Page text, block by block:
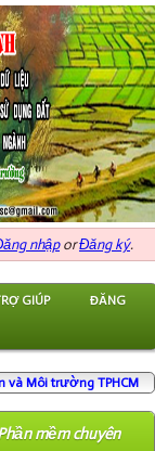
nhậporĐăng ký.
GIÚP ĐĂNG
và Môi trường TPHCM
mềm chuyên